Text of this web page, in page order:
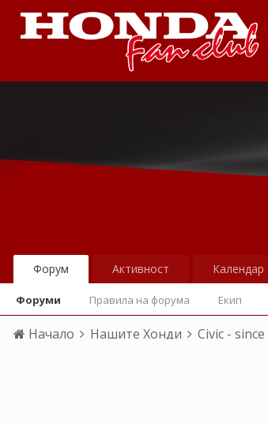
Форум
Форуми Правила на форума Екип
Активност Календар
Начало Нашите Хонди Civic -